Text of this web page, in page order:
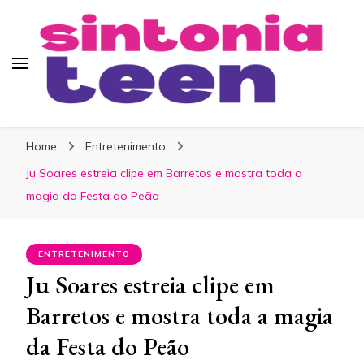
Home
Entretenimento
Ju Soares estreia clipe em Barretos e mostra toda a
magia da Festa do Peão
ENTRETENIMENTO
Ju Soares estreia clipe em
Barretos e mostra toda a magia
da Festa do Peão